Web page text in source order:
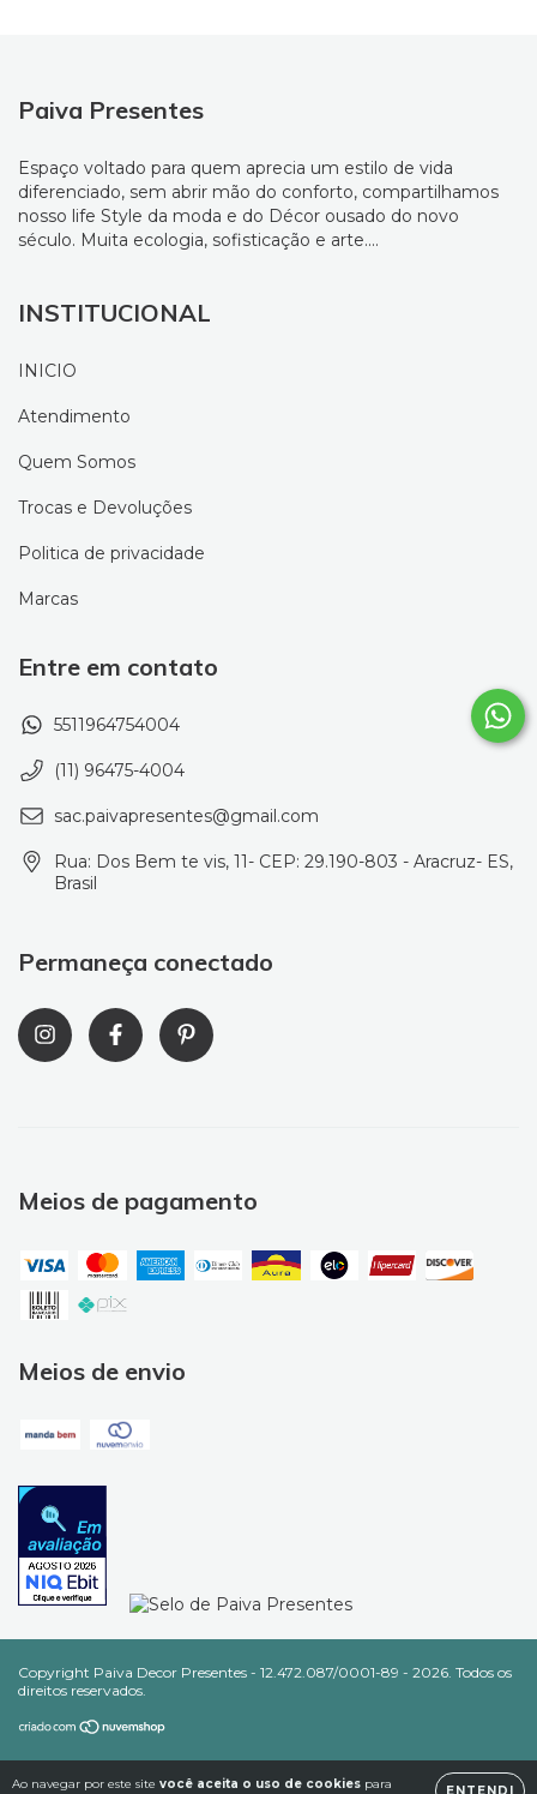
Ao navegar por este site você aceita o uso de cookies para
Paiva Presentes
Espaço voltado para quem aprecia um estilo de vida
diferenciado, sem abrir mão do conforto, compartilhamos
nosso life Style da moda e do Décor ousado do novo
século. Muita ecologia, sofisticação e arte....
INSTITUCIONAL
INICIO
Atendimento
Quem Somos
Trocas e Devoluções
Politica de privacidade
Marcas
Entre em contato
5511964754004
(11) 96475-4004
sac.paivapresentes@gmail.com
Rua: Dos Bem te vis, 11- CEP: 29.190-803 - Aracruz- ES,
Brasil
Permaneça conectado
Meios de pagamento
Meios de envio
Copyright Paiva Decor Presentes - 12.472.087/0001-89 - 2026. Todos os
direitos reservados.